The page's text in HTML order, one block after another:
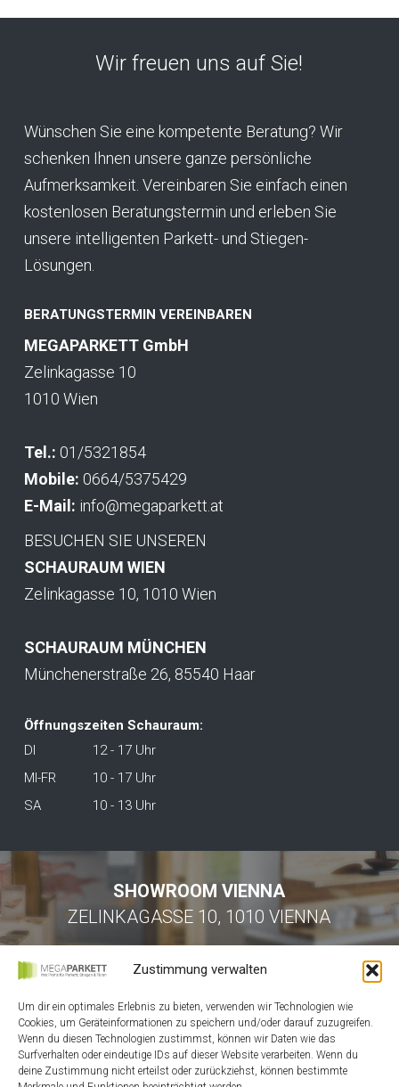
Zustimmung verwalten
Um dir ein optimales Erlebnis zu bieten, verwenden wir Technologien wie
Cookies, um Geräteinformationen zu speichern und/oder darauf zuzugreifen.
Wenn du diesen Technologien zustimmst, können wir Daten wie das
Surfverhalten oder eindeutige IDs auf dieser Website verarbeiten. Wenn du
deine Zustimmung nicht erteilst oder zurückziehst, können bestimmte
Wir freuen uns auf Sie!
Wünschen Sie eine kompetente Beratung? Wir
schenken Ihnen unsere ganze persönliche
Aufmerksamkeit. Vereinbaren Sie einfach einen
kostenlosen Beratungstermin und erleben Sie
unsere intelligenten Parkett- und Stiegen-
Lösungen.
BERATUNGSTERMIN VEREINBAREN
MEGAPARKETT GmbH
Zelinkagasse 10
1010 Wien
Tel.: 01/5321854
Mobile: 0664/5375429
E-Mail: info@megaparkett.at
BESUCHEN SIE UNSEREN
SCHAURAUM WIEN
Zelinkagasse 10, 1010 Wien
SCHAURAUM MÜNCHEN
Münchenerstraße 26, 85540 Haar
Öffnungszeiten Schauraum:
DI
12 - 17 Uhr
MI-FR
10 - 17 Uhr
SA
10 - 13 Uhr
SHOWROOM VIENNA
ZELINKAGASSE 10, 1010 VIENNA
HOME